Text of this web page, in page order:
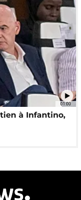
01:00
à Infantino,